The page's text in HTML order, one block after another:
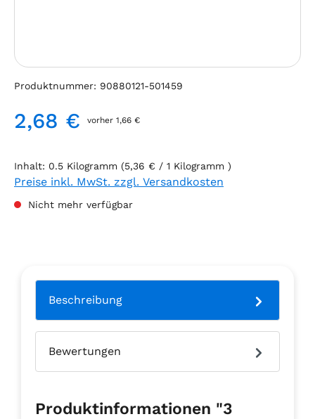
Produktnummer: 90880121-501459
Regulärer Preis:
2,68 € vorher 1,66 €
Inhalt: 0.5 Kilogramm (5,36 € / 1 Kilogramm )
Preise inkl. MwSt. zzgl. Versandkosten
Nicht mehr verfügbar
Beschreibung
Bewertungen
Produktinformationen "3